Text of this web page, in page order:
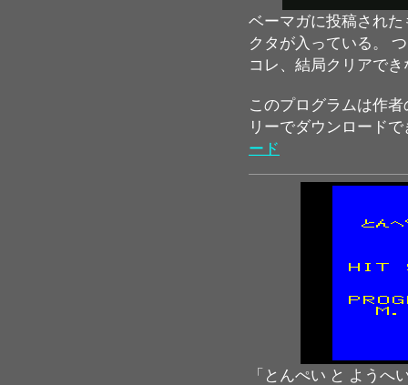
ベーマガに投稿され
クタが入っている。
コレ、結局クリアで
このプログラムは作
リーでダウンロード
ード
「とんぺい と ようへ